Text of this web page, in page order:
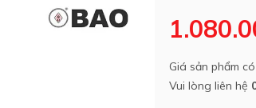
Phòng tắm kính
Máy tắm nước nóng điện
Giá sản phẩm
Vui lòng liên hệ